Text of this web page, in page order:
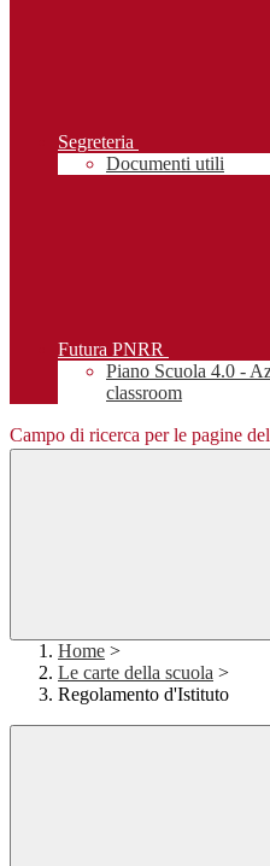
Segreteria
Documenti utili
Futura PNRR
Piano Scuola 4.0 -
classroom
Campo di ricerca per le pagine
Home >
Le carte della scuola >
Regolamento d'Istituto